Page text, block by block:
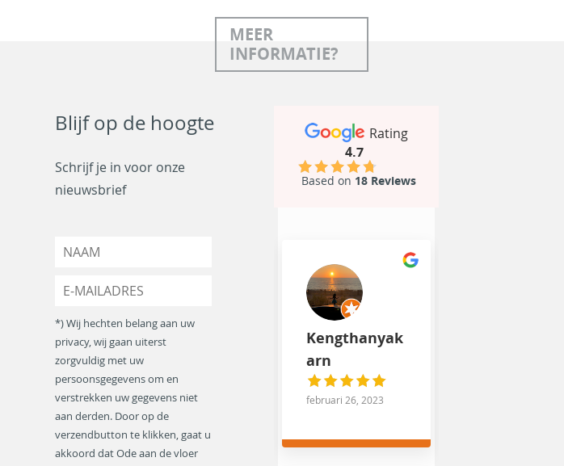
MEER
INFORMATIE?
Blijf op de hoogte
Schrijf je in voor onze
nieuwsbrief
N
m
m
a
i
l
a
d
r
e
s
*
*) Wij hechten belang aan uw
privacy, wij gaan uiterst
zorgvuldig met uw
persoonsgegevens om en
verstrekken uw gegevens niet
aan derden. Door op de
verzendbutton te klikken, gaat u
akkoord dat Ode aan de vloer
Rating
4.7
Based on 18 Reviews
Kengthanyak
arn
februari 26, 2023